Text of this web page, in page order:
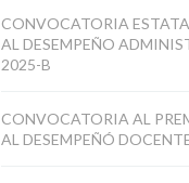
CONVOCATORIA
AL DESEMPEÑO
2025-B
CONVOCATORIA AL
AL DESEMPEÑÓ